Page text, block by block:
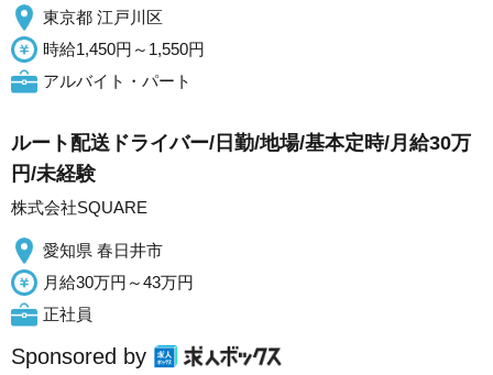
東京都 江戸川区
時給1,450円～1,550円
アルバイト・パート
ルート配送ドライバー/日勤/地場/基本定時/月給30万
円/未経験
株式会社SQUARE
愛知県 春日井市
月給30万円～43万円
正社員
Sponsored by